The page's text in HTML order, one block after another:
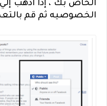
الخاص بك ، إذاً اذهب
الخصوصيه ثم قم